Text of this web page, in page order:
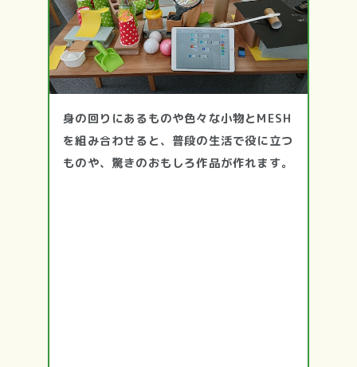
身の回りにあるものや色々な小物とMESH
を組み合わせると、普段の生活で役に立つ
ものや、驚きのおもしろ作品が作れます。